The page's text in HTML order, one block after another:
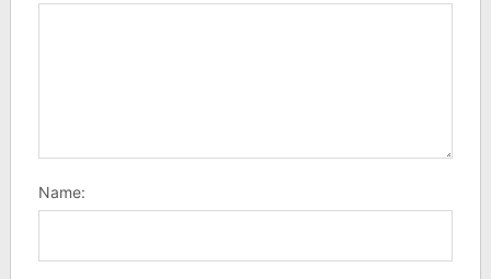
Name: